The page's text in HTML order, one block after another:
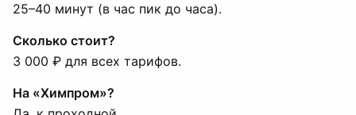
25–40 минут (в час пик до часа).
Сколько стоит?
3 000 ₽ для всех тарифов.
На «Химпром»?